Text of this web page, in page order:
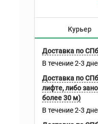
Курьер
Доставка по
В течение 2-3
Доставка по
лифте, либо
более 30 м)
В течение 2-3